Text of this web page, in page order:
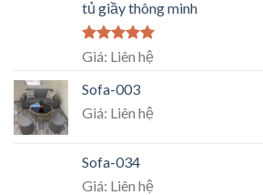
tủ giầy thông minh
Rated5.00
Giá: Liên hệ
Sofa-003
Giá: Liên hệ
Sofa-034
Giá: Liên hệ